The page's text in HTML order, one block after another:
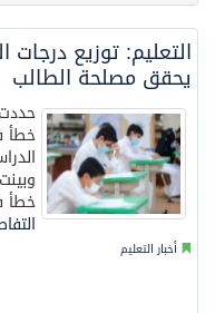
التعليم: توزيع درجات
يحقق مصلحة الطالب
خطأ
خطأ
أخبار التعليم